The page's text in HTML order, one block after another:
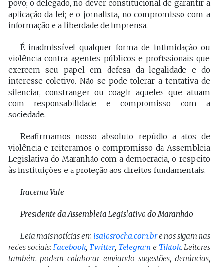
povo; o delegado, no dever constitucional de garantir a
aplicação da lei; e o jornalista, no compromisso com a
informação e a liberdade de imprensa.
É inadmissível qualquer forma de intimidação ou
violência contra agentes públicos e profissionais que
exercem seu papel em defesa da legalidade e do
interesse coletivo. Não se pode tolerar a tentativa de
silenciar, constranger ou coagir aqueles que atuam
com responsabilidade e compromisso com a
sociedade.
Reafirmamos nosso absoluto repúdio a atos de
violência e reiteramos o compromisso da Assembleia
Legislativa do Maranhão com a democracia, o respeito
às instituições e a proteção aos direitos fundamentais.
Iracema Vale
Presidente da Assembleia Legislativa do Maranhão
Leia mais notícias em isaiasrocha.com.bre nos sigam nas
redes sociais: Facebook, Twitter, Telegram e Tiktok. Leitores
também podem colaborar enviando sugestões, denúncias,